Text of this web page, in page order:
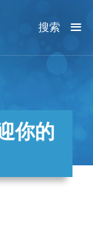
≡
搜索
你的